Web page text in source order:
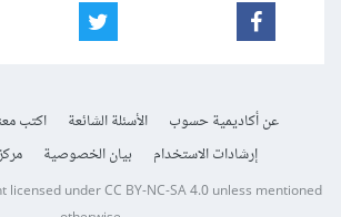
عن أكاديمية حسوب الأسئلة الشائعة اكتب
إرشادات الاستخدام
بيان الخصوصية
licensed underCC BY-NC-SA 4.0unless mentioned